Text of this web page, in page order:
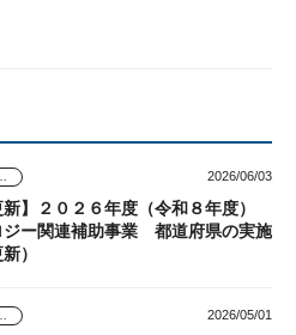
2026/06/03
新】２０２６年度（令和８年度）
ジー関連補助事業 都道府県の実施
）
2026/05/01